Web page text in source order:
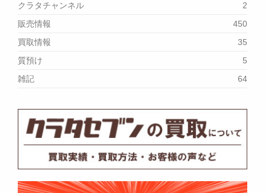
クラタチャンネル
2
販売情報
450
買取情報
35
質預け
5
雑記
64